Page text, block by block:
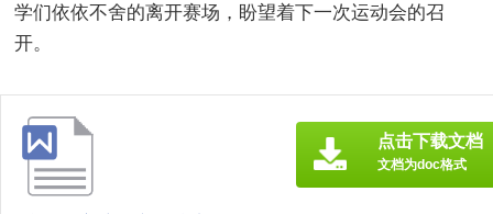
学们依依不舍的离开赛场，盼望着下一次运动会的召
开。
点击下载文档
文档为doc格式